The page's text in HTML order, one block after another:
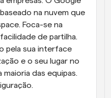
na nuvem que
Foca-se na
de partilha.
pela sua interface
e o seu lugar no
das equipas.